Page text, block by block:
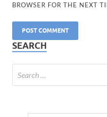
BROWSER FOR THE NEXT
SEARCH